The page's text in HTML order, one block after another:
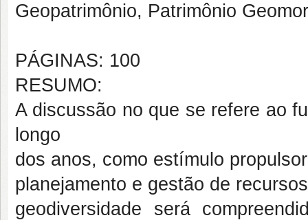
Geopatrimônio, Patrimônio
PÁGINAS: 100
RESUMO:
A discussão no que se refere ao
longo
dos anos, como estímulo
planejamento e gestão de
geodiversidade será